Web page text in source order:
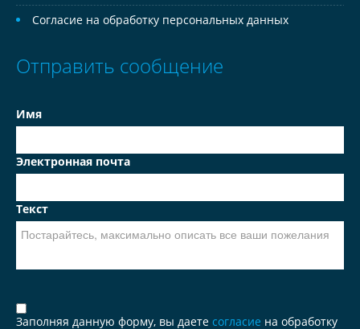
Согласие на обработку персональных данных
Отправить сообщение
Имя
Электронная почта
Текст
Заполняя данную форму, вы даете согласие на обработку